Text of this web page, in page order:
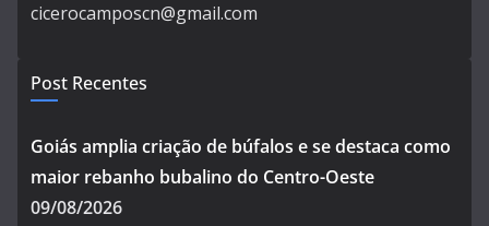
cicerocamposcn@gmail.com
Post Recentes
Goiás amplia criação de búfalos e se destaca como
maior rebanho bubalino do Centro-Oeste
09/08/2026